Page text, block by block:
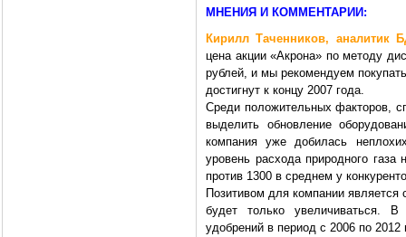
МНЕНИЯ И КОММЕНТАРИИ:
Кирилл Таченников, аналитик
цена акции «Акрона» по методу
рублей, и мы рекомендуем
достигнут к концу 2007 года.
Среди положительных факторов,
выделить обновление
компания уже добилась
уровень расхода природного
против 1300 в среднем у
Позитивом для компании
будет только увеличиваться.
удобрений в период с 2006 по